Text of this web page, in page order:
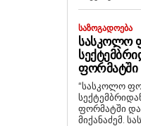
ᲡᲐᲖᲝᲒᲐᲓᲝᲔᲑᲐ
ᲡᲐᲡᲙᲝᲚᲝ
ᲤᲝᲠᲛᲐᲢᲨᲘ
“სასკოლო
ფორმატში
მიქანაძემ.